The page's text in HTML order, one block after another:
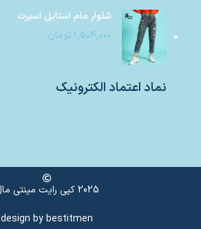
شلوار مام استایل اسپرت
۱,۵۰۴,۰۰۰ تومان
نماد اعتماد الکترونیک
2025 کپی رایت مینتی مال
design bybestitmen